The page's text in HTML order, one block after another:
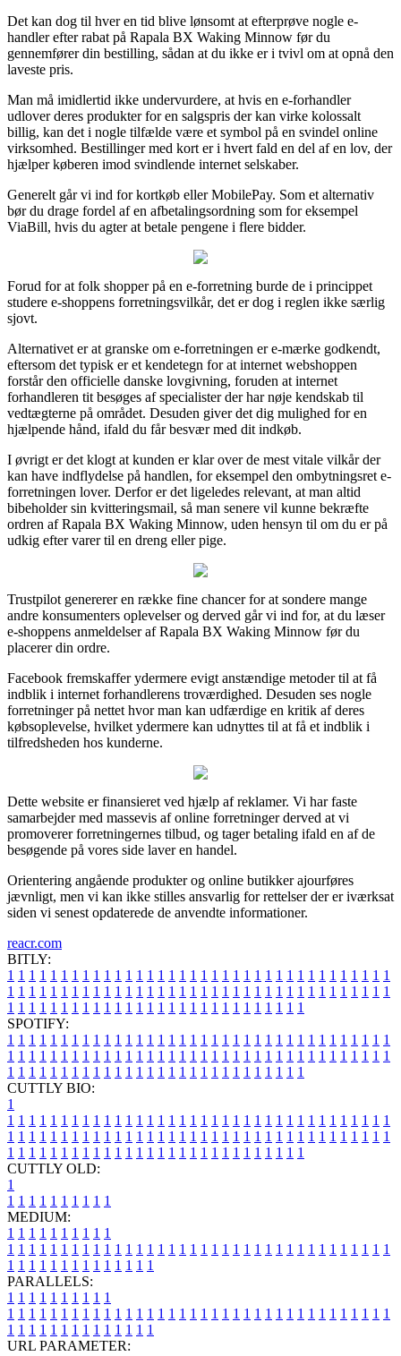
Det kan dog til hver en tid blive lønsomt at efterprøve nogle e-
handler efter rabat på Rapala BX Waking Minnow før du
gennemfører din bestilling, sådan at du ikke er i tvivl om at opnå den
laveste pris.
Man må imidlertid ikke undervurdere, at hvis en e-forhandler
udlover deres produkter for en salgspris der kan virke kolossalt
billig, kan det i nogle tilfælde være et symbol på en svindel online
virksomhed. Bestillinger med kort er i hvert fald en del af en lov, der
hjælper køberen imod svindlende internet selskaber.
Generelt går vi ind for kortkøb eller MobilePay. Som et alternativ
bør du drage fordel af en afbetalingsordning som for eksempel
ViaBill, hvis du agter at betale pengene i flere bidder.
Forud for at folk shopper på en e-forretning burde de i princippet
studere e-shoppens forretningsvilkår, det er dog i reglen ikke særlig
sjovt.
Alternativet er at granske om e-forretningen er e-mærke godkendt,
eftersom det typisk er et kendetegn for at internet webshoppen
forstår den officielle danske lovgivning, foruden at internet
forhandleren tit besøges af specialister der har nøje kendskab til
vedtægterne på området. Desuden giver det dig mulighed for en
hjælpende hånd, ifald du får besvær med dit indkøb.
I øvrigt er det klogt at kunden er klar over de mest vitale vilkår der
kan have indflydelse på handlen, for eksempel den ombytningsret e-
forretningen lover. Derfor er det ligeledes relevant, at man altid
bibeholder sin kvitteringsmail, så man senere vil kunne bekræfte
ordren af Rapala BX Waking Minnow, uden hensyn til om du er på
udkig efter varer til en dreng eller pige.
Trustpilot genererer en række fine chancer for at sondere mange
andre konsumenters oplevelser og derved går vi ind for, at du læser
e-shoppens anmeldelser af Rapala BX Waking Minnow før du
placerer din ordre.
Facebook fremskaffer ydermere evigt anstændige metoder til at få
indblik i internet forhandlerens troværdighed. Desuden ses nogle
forretninger på nettet hvor man kan udfærdige en kritik af deres
købsoplevelse, hvilket ydermere kan udnyttes til at få et indblik i
tilfredsheden hos kunderne.
Dette website er finansieret ved hjælp af reklamer. Vi har faste
samarbejder med massevis af online forretninger derved at vi
promoverer forretningernes tilbud, og tager betaling ifald en af de
besøgende på vores side laver en handel.
Orientering angående produkter og online butikker ajourføres
jævnligt, men vi kan ikke stilles ansvarlig for rettelser der er iværksat
siden vi senest opdaterede de anvendte informationer.
reacr.com
BITLY:
1 1 1 1 1 1 1 1 1 1 1 1 1 1 1 1 1 1 1 1 1 1 1 1 1 1 1 1 1 1 1 1 1 1 1 1
1 1 1 1 1 1 1 1 1 1 1 1 1 1 1 1 1 1 1 1 1 1 1 1 1 1 1 1 1 1 1 1 1 1 1 1
1 1 1 1 1 1 1 1 1 1 1 1 1 1 1 1 1 1 1 1 1 1 1 1 1 1 1 1
SPOTIFY:
1 1 1 1 1 1 1 1 1 1 1 1 1 1 1 1 1 1 1 1 1 1 1 1 1 1 1 1 1 1 1 1 1 1 1 1
1 1 1 1 1 1 1 1 1 1 1 1 1 1 1 1 1 1 1 1 1 1 1 1 1 1 1 1 1 1 1 1 1 1 1 1
1 1 1 1 1 1 1 1 1 1 1 1 1 1 1 1 1 1 1 1 1 1 1 1 1 1 1 1
CUTTLY BIO:
1
1 1 1 1 1 1 1 1 1 1 1 1 1 1 1 1 1 1 1 1 1 1 1 1 1 1 1 1 1 1 1 1 1 1 1 1
1 1 1 1 1 1 1 1 1 1 1 1 1 1 1 1 1 1 1 1 1 1 1 1 1 1 1 1 1 1 1 1 1 1 1 1
1 1 1 1 1 1 1 1 1 1 1 1 1 1 1 1 1 1 1 1 1 1 1 1 1 1 1 1
CUTTLY OLD:
1
1 1 1 1 1 1 1 1 1 1
MEDIUM:
1 1 1 1 1 1 1 1 1 1
1 1 1 1 1 1 1 1 1 1 1 1 1 1 1 1 1 1 1 1 1 1 1 1 1 1 1 1 1 1 1 1 1 1 1 1
1 1 1 1 1 1 1 1 1 1 1 1 1 1
PARALLELS:
1 1 1 1 1 1 1 1 1 1
1 1 1 1 1 1 1 1 1 1 1 1 1 1 1 1 1 1 1 1 1 1 1 1 1 1 1 1 1 1 1 1 1 1 1 1
1 1 1 1 1 1 1 1 1 1 1 1 1 1
URL PARAMETER: